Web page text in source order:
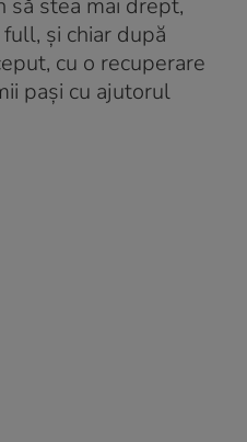
și chiar după
cu o recuperare
pași cu ajutorul